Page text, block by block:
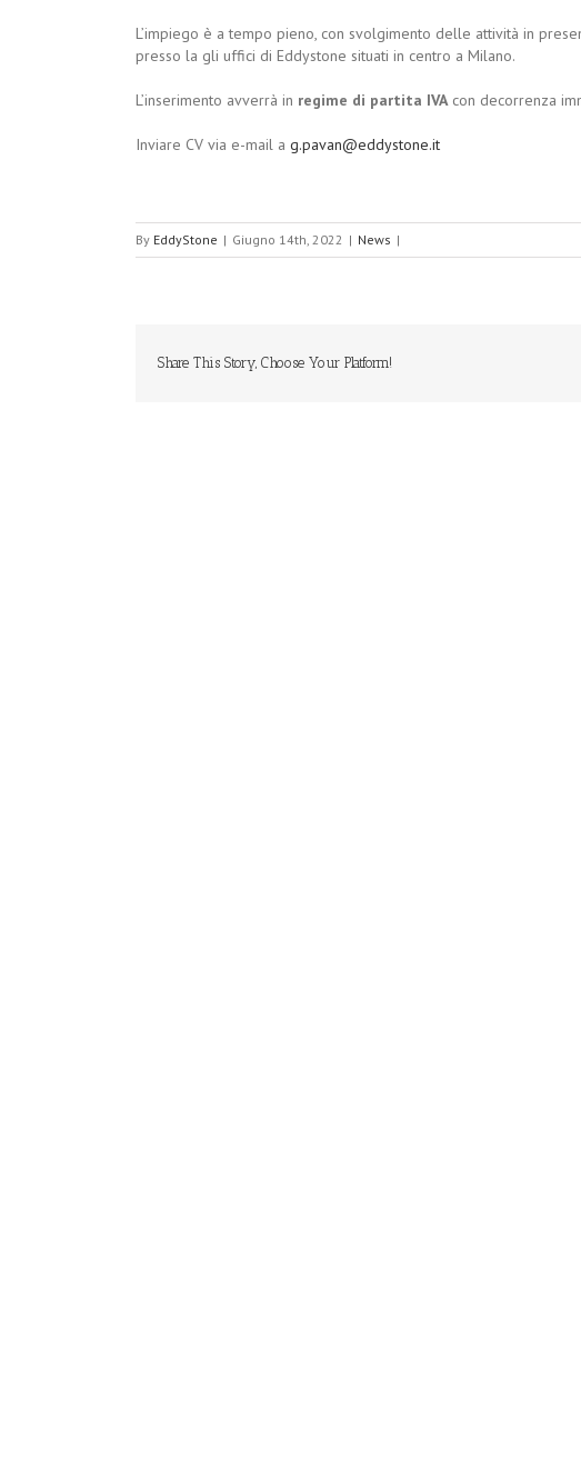
L’impiego è a tempo pieno, con svolgimento delle attività in
presso la gli uffici di Eddystone situati in centro a Milano.
L’inserimento avverrà in regime di partita IVAcon decorrenza
Inviare CV via e-mail a g.pavan@eddystone.it
By EddyStone | Giugno 14th, 2022 | News |
Share This Story, Choose Your Platform!